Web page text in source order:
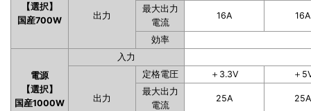
【選択】
国産700W
出力
最大出力
電流
16A 16A
効率
電源
【選択】
国産1000W
入力
出力
定格電圧 ＋3.3V
＋
最大出力
電流
25A 25A